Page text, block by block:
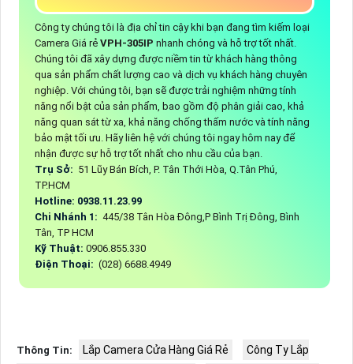
Công ty chúng tôi là địa chỉ tin cậy khi bạn đang tìm kiếm loại
Camera Giá rẻ VPH-305IP nhanh chóng và hỗ trợ tốt nhất.
Chúng tôi đã xây dựng được niềm tin từ khách hàng thông
qua sản phẩm chất lượng cao và dịch vụ khách hàng chuyên
nghiệp. Với chúng tôi, bạn sẽ được trải nghiệm những tính
năng nổi bật của sản phẩm, bao gồm độ phân giải cao, khả
năng quan sát từ xa, khả năng chống thấm nước và tính năng
bảo mật tối ưu. Hãy liên hệ với chúng tôi ngay hôm nay để
nhận được sự hỗ trợ tốt nhất cho nhu cầu của bạn.
Trụ Sở: 51 Lũy Bán Bích, P. Tân Thới Hòa, Q.Tân Phú,
TP.HCM
Hotline: 0938.11.23.99
Chi Nhánh 1: 445/38 Tân Hòa Đông,P Bình Trị Đông, Bình
Tân, TP HCM
Kỹ Thuật: 0906.855.330
Điện Thoại: (028) 6688.4949
Thông Tin: Lắp Camera Cửa Hàng Giá Rẻ
Công Ty Lắp